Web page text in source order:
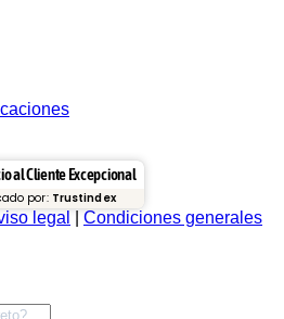
al Cliente Excepcional
por: Trustindex
legal
Condiciones generales